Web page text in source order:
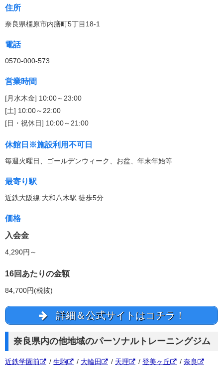
住所
奈良県橿原市内膳町5丁目18-1
電話
0570-000-573
営業時間
[月水木金] 10:00～23:00
[土] 10:00～22:00
[日・祝休日] 10:00～21:00
休館日※施設利用不可日
毎週火曜日、ゴールデンウィーク、お盆、年末年始等
最寄り駅
近鉄大阪線:大和八木駅 徒歩5分
価格
入会金
4,290円～
16回あたりの金額
84,700円(税抜)
詳細＆公式サイトはコチラ！
奈良県内の他地域のパーソナルトレーニングジム
近鉄学園前 / 生駒 / 大輪田 / 天理 / 登美ヶ丘 / 奈良